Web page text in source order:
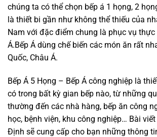
chúng ta có thể chọn bếp á 1 họng, 2
là thiết bi gần như không thể thiếu của
Nam với đặc điểm chung là phục vụ thực
Á.Bếp Á dùng chế biến các món ăn rất
Quốc, Châu Á.
Bếp Á 5 Họng – Bếp Á công nghiệp là
có trong bất kỳ gian bếp nào, từ những
thường đến các nhà hàng, bếp ăn công
học, bệnh viện, khu công nghiệp… Bài
Định sẽ cung cấp cho bạn những thông